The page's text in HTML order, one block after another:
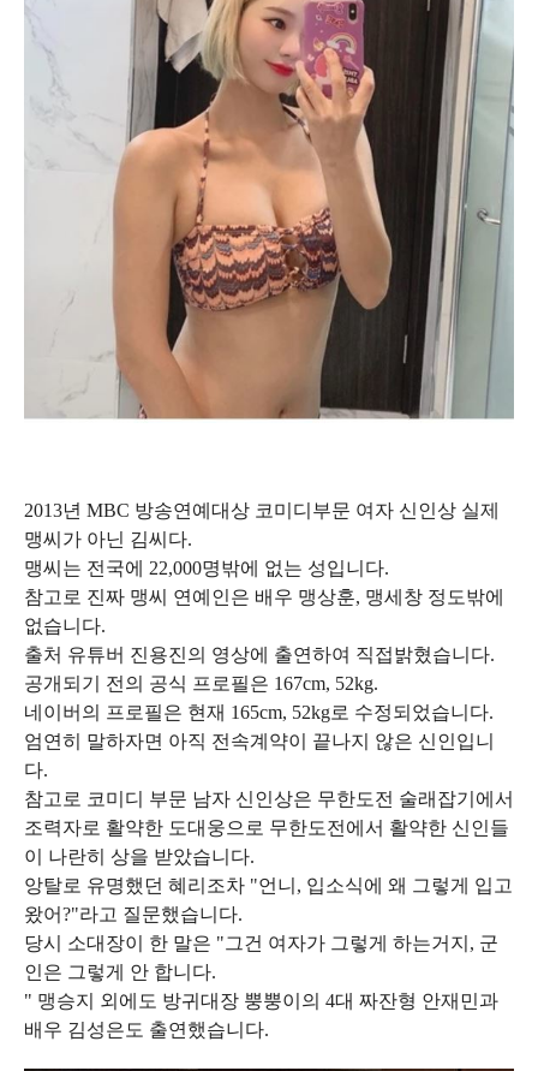
2013년 MBC 방송연예대상 코미디부문 여자 신인상 실제
맹씨가 아닌 김씨다.
맹씨는 전국에 22,000명밖에 없는 성입니다.
참고로 진짜 맹씨 연예인은 배우 맹상훈, 맹세창 정도밖에
없습니다.
출처 유튜버 진용진의 영상에 출연하여 직접밝혔습니다.
공개되기 전의 공식 프로필은 167cm, 52kg.
네이버의 프로필은 현재 165cm, 52kg로 수정되었습니다.
엄연히 말하자면 아직 전속계약이 끝나지 않은 신인입니
다.
참고로 코미디 부문 남자 신인상은 무한도전 술래잡기에서
조력자로 활약한 도대웅으로 무한도전에서 활약한 신인들
이 나란히 상을 받았습니다.
앙탈로 유명했던 혜리조차 "언니, 입소식에 왜 그렇게 입고
왔어?"라고 질문했습니다.
당시 소대장이 한 말은 "그건 여자가 그렇게 하는거지, 군
인은 그렇게 안 합니다.
" 맹승지 외에도 방귀대장 뿡뿡이의 4대 짜잔형 안재민과
배우 김성은도 출연했습니다.